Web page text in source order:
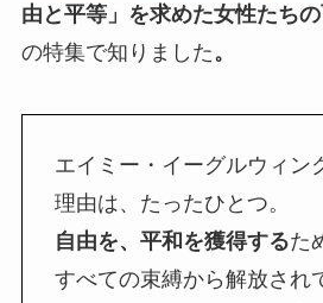
由と平等」を求めた女性たち
の特集で知りました 。
エイミー・イーグルウィン
理由は、たったひとつ。
自由を、平和を獲得するた
すべての束縛から解放され